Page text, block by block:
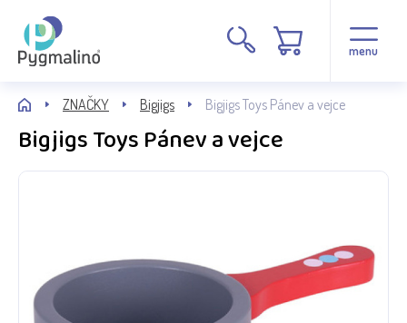
menu
ZNAČKY Bigjigs Bigjigs Toys Pánev a vejce
Bigjigs Toys Pánev a vejce